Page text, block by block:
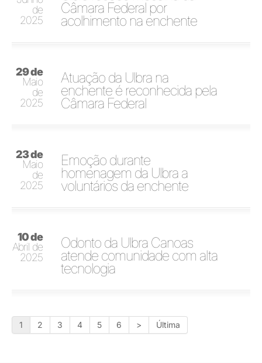
de
2025
Câmara Federal por
acolhimento na enchente
29 de
Maio
de
2025
Atuação da Ulbra na
enchente é reconhecida pela
Câmara Federal
23 de
Maio
de
2025
Emoção durante
homenagem da Ulbra a
voluntários da enchente
10 de
Abril de
2025
Odonto da Ulbra Canoas
atende comunidade com alta
tecnologia
1 2 3 4 5 6 > Última